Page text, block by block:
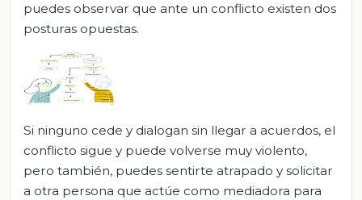
puedes observar que ante un conflicto existen dos
posturas opuestas.
Si ninguno cede y dialogan sin llegar a acuerdos, el
conflicto sigue y puede volverse muy violento,
pero también, puedes sentirte atrapado y solicitar
a otra persona que actúe como mediadora para